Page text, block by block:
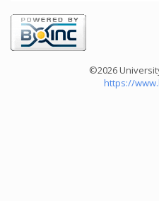
©2026
https://